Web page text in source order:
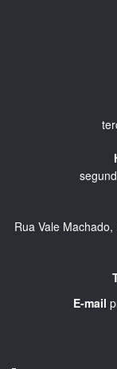
Rua Vale
E-mail